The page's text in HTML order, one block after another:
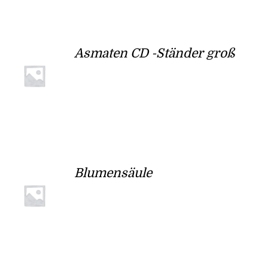
Asmaten CD -Ständer groß
Blumensäule